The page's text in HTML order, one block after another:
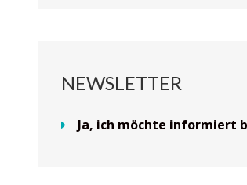
NEWSLETTER
Ja, ich möchte informiert